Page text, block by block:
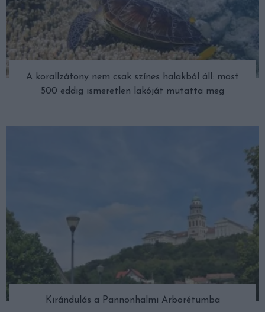
A korallzátony nem csak színes halakból áll: most
500 eddig ismeretlen lakóját mutatta meg
Kirándulás a Pannonhalmi Arborétumba